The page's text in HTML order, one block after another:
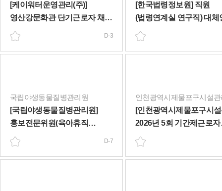
[케이워터운영관리(주)]
영산강문화관 단기근로자 채용
공고(학예행정/휴직/6개월)
(~8/9)
D-3
[한국법령정보원] 직원
(법령연계실 연구직) 대체
인재 채용 공고(~8/7)
국립야생동물질병관리원
[국립야생동물질병관리원]
홍보전문위원(육아휴직
대체인력) 채용 공고(~8/13)
D-7
[인천광역시제물포구시
2026년 5회 기간제근로자
(조경-휴직대체) 채용공고
근무)(~8/10)